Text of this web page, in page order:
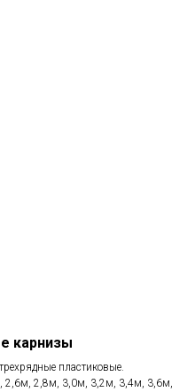
карнизы
пластиковые.
2,8м, 3,0м, 3,2м, 3,4м, 3,6м,